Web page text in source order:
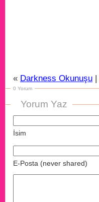
« Darkness Okunuşu |
0 Yorum
Yorum Yaz
İsim
E-Posta (never shared)